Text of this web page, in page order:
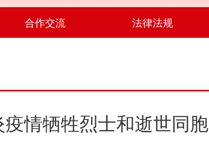
合作交流 法律法规
情牺牲烈士和逝世同胞